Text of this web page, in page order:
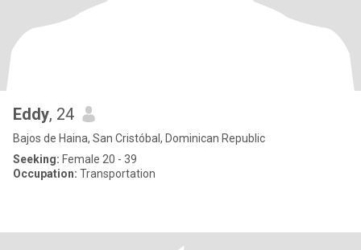
Eddy, 24
Bajos de Haina, San Cristóbal, Dominican Republic
Seeking: Female 20 - 39
Occupation: Transportation